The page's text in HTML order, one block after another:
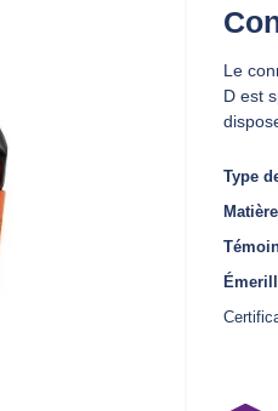
Le
D est
Type